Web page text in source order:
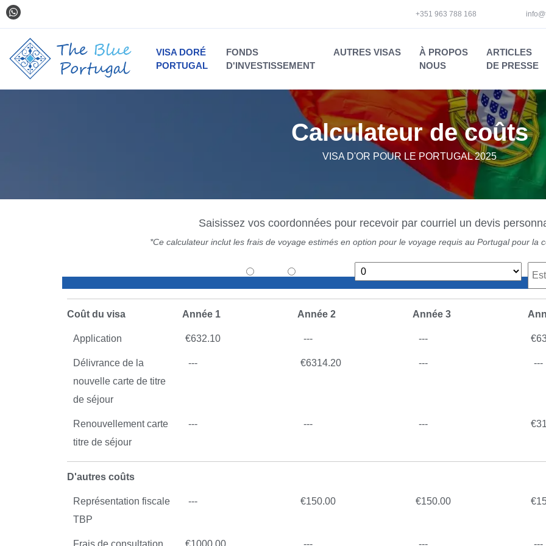
+351 963 788 168
VISA DORÉ
PORTUGAL
FONDS
D'INVESTISSEMENT
AUTRES VISAS
À PROPOS
NOUS
ARTICLES
DE PRESSE
Calculateur de coûts
VISA D'OR POUR LE PORTUGAL 2025
Saisissez vos coordonnées pour recevoir par courriel un devis
*Ce calculateur inclut les frais de voyage estimés en option pour le voyage requis au Portugal pour la
Coût du visa Année 1 Année 2 Année 3
Application €632.10 --- --- €
Délivrance de la
nouvelle carte de titre
de séjour
--- €6314.20 --- ---
Renouvellement carte
titre de séjour
--- --- --- €
D'autres coûts
Représentation fiscale
TBP
--- €150.00 €150.00 €